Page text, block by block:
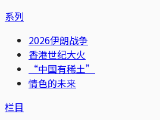
系列
2026伊朗战争
香港世纪大火
“中国有稀土”
情色的未来
栏目